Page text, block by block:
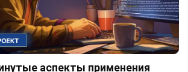
аспекты применения